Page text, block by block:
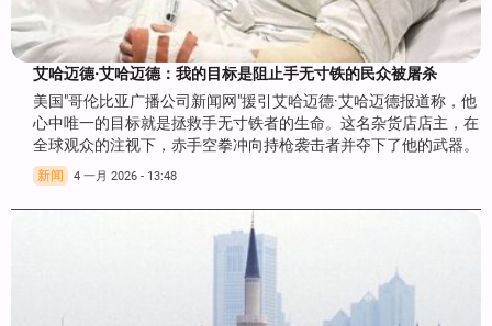
艾哈迈德·艾哈迈德：我的目标是阻止手无寸铁的民众被屠杀
美国"哥伦比亚广播公司新闻网"援引艾哈迈德·艾哈迈德报道称，他
心中唯一的目标就是拯救手无寸铁者的生命。这名杂货店店主，在
全球观众的注视下，赤手空拳冲向持枪袭击者并夺下了他的武器。
新闻 4 一月 2026 - 13:48